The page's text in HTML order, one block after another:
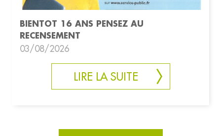
BIENTOT 16 ANS PENSEZ AU
RECENSEMENT
03/08/2026
LIRE LA SUITE